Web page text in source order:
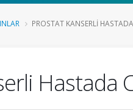
PROSTAT KANSERLI
Hastada